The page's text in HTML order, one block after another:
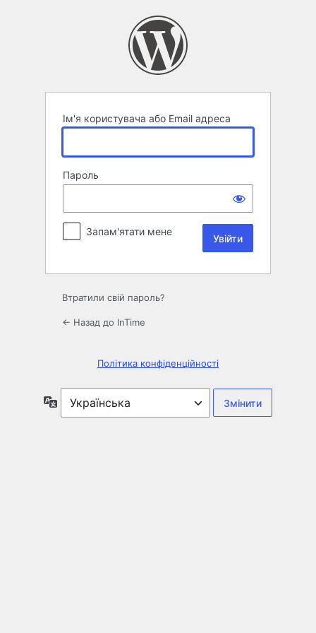
Ім'я користувача або Email адреса
Пароль
Запам'ятати мене
Втратили свій пароль?
← Назад до InTime
Політика конфіденційності
Мова